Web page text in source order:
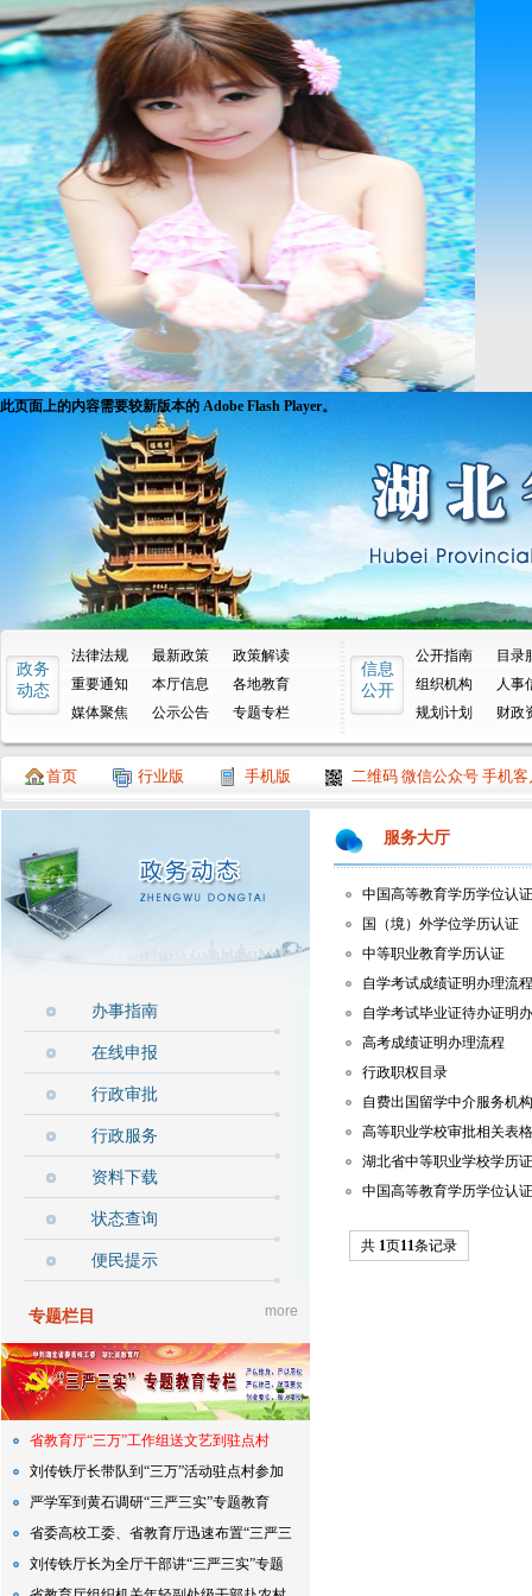
此页面上的内容需要较新版本的 Adobe Flash Player。
政务
动态
法律法规 最新政策
政策解读
重要通知
本厅信息
各地教育
媒体聚焦
公示公告 专题专栏
信息
公开
公开指南
目录
组织机构
人事
规划计划
财政
首页 行业版 手机版 二维码 微信公众号 手机客
办事指南
在线申报
行政审批
行政服务
资料下载
状态查询
便民提示
more
专题栏目
省教育厅“三万”工作组送文艺到驻点村
刘传铁厅长带队到“三万”活动驻点村参加
植树
严学军到黄石调研“三严三实”专题教育
省委高校工委、省教育厅迅速布置“三严三
实”专题教育
刘传铁厅长为全厅干部讲“三严三实”专题
党课
服务大厅
中国高等教育学历学位认
国（境）外学位学历认证
中等职业教育学历认证
自学考试成绩证明办理流
自学考试毕业证待办证明
高考成绩证明办理流程
行政职权目录
自费出国留学中介服务机
高等职业学校审批相关表
湖北省中等职业学校学历
中国高等教育学历学位认
共 1页11条记录